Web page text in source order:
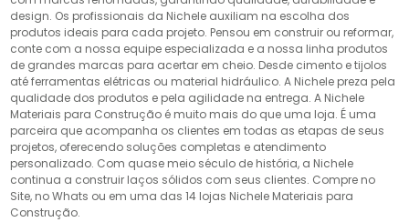
design. Os profissionais da Nichele auxiliam na escolha dos
produtos ideais para cada projeto. Pensou em construir ou reformar,
conte com a nossa equipe especializada e a nossa linha produtos
de grandes marcas para acertar em cheio. Desde cimento e tijolos
até ferramentas elétricas ou material hidráulico. A Nichele preza pela
qualidade dos produtos e pela agilidade na entrega. A Nichele
Materiais para Construção é muito mais do que uma loja. É uma
parceira que acompanha os clientes em todas as etapas de seus
projetos, oferecendo soluções completas e atendimento
personalizado. Com quase meio século de história, a Nichele
continua a construir laços sólidos com seus clientes. Compre no
Site, no Whats ou em uma das 14 lojas Nichele Materiais para
Construção.